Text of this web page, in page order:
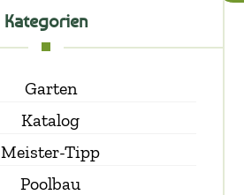
Kategorien
Garten
Katalog
Meister-Tipp
Poolbau